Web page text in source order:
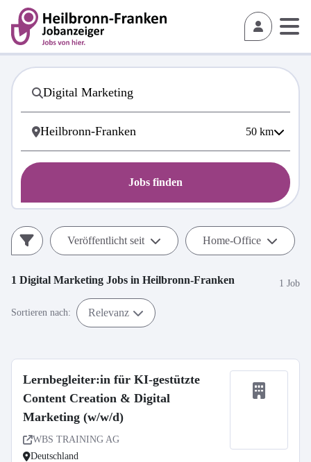
50 km
Jobs finden
Veröffentlicht seit Home-Office
1 Digital Marketing Jobs in Heilbronn-Franken 1 Job
Sortieren nach: Relevanz
Lernbegleiter:in für KI-gestützte
Content Creation & Digital
Marketing (w/w/d)
WBS TRAINING AG
Deutschland